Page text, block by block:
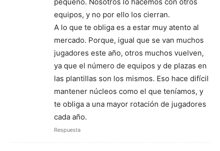
equipos, y no por ello los cierran.
A lo que te obliga es a estar muy atento al
mercado. Porque, igual que se van muchos
jugadores este año, otros muchos vuelven,
ya que el número de equipos y de plazas en
las plantillas son los mismos. Eso hace difícil
mantener núcleos como el que teníamos, y
te obliga a una mayor rotación de jugadores
cada año.
Respuesta